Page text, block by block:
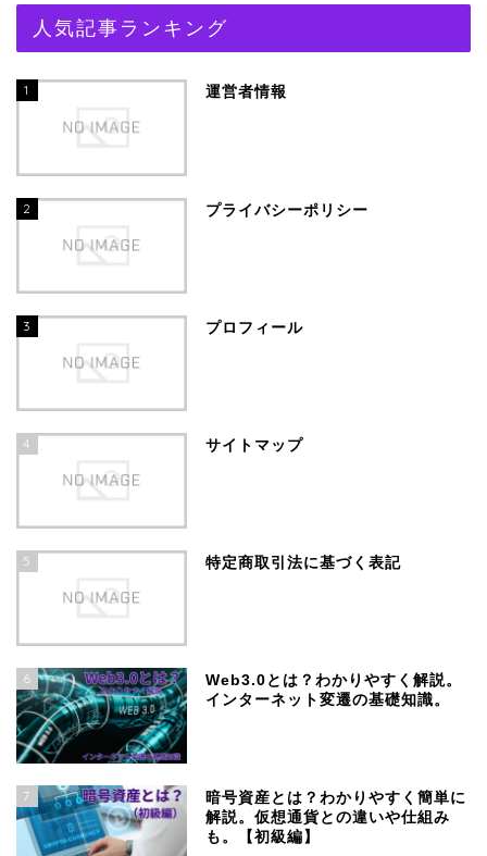
人気記事ランキング
1 運営者情報
2 プライバシーポリシー
3 プロフィール
4 サイトマップ
5 特定商取引法に基づく表記
6
Web3.0とは？わかりやすく解説。
インターネット変遷の基礎知識。
7
暗号資産とは？わかりやすく簡単に
解説。仮想通貨との違いや仕組み
も。【初級編】